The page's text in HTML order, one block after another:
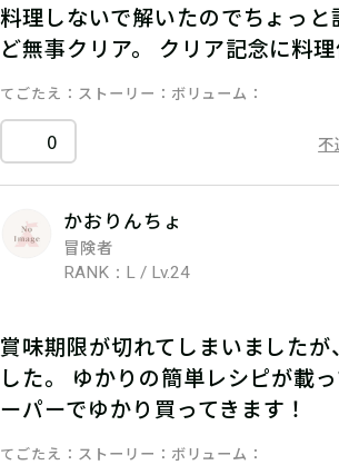
料理しないで解いたのでちょっ
ど無事クリア。 クリア記念に料
てごたえ ストーリー ボリューム
0
かおりんちょ
冒険者
RANK：L / Lv.24
賞味期限が切れてしまいましたが
した。 ゆかりの簡単レシピが載
ーパーでゆかり買ってきます！
てごたえ ストーリー ボリューム